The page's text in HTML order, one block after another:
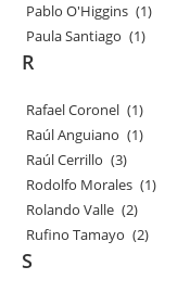
Pablo O'Higgins (1)
Paula Santiago (1)
R
Rafael Coronel (1)
Raúl Anguiano (1)
Raúl Cerrillo (3)
Rodolfo Morales (1)
Rolando Valle (2)
Rufino Tamayo (2)
S